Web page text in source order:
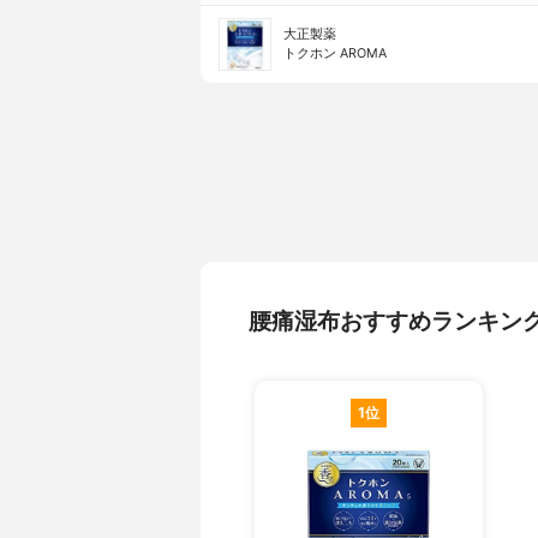
大正製薬
トクホン AROMA
腰痛湿布おすすめランキン
1位